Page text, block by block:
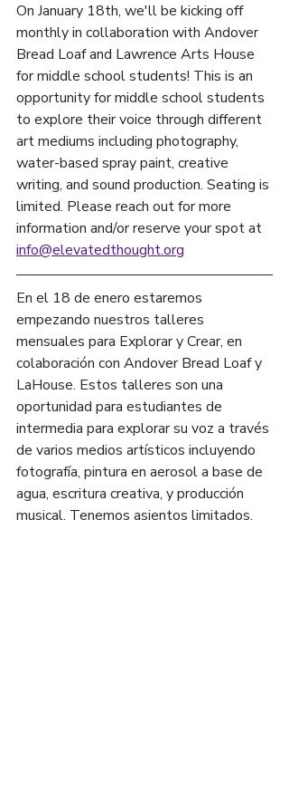
On January 18th, we'll be kicking off
monthly in collaboration with Andover
Bread Loaf and Lawrence Arts House
for middle school students! This is an
opportunity for middle school students
to explore their voice through different
art mediums including photography,
water-based spray paint, creative
writing, and sound production. Seating is
limited. Please reach out for more
information and/or reserve your spot at
info@elevatedthought.org
En el 18 de enero estaremos
empezando nuestros talleres
mensuales para Explorar y Crear, en
colaboración con Andover Bread Loaf y
LaHouse. Estos talleres son una
oportunidad para estudiantes de
intermedia para explorar su voz a través
de varios medios artísticos incluyendo
fotografía, pintura en aerosol a base de
agua, escritura creativa, y producción
musical. Tenemos asientos limitados.